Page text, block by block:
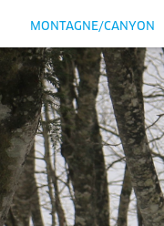
MONTAGNE/CANYON